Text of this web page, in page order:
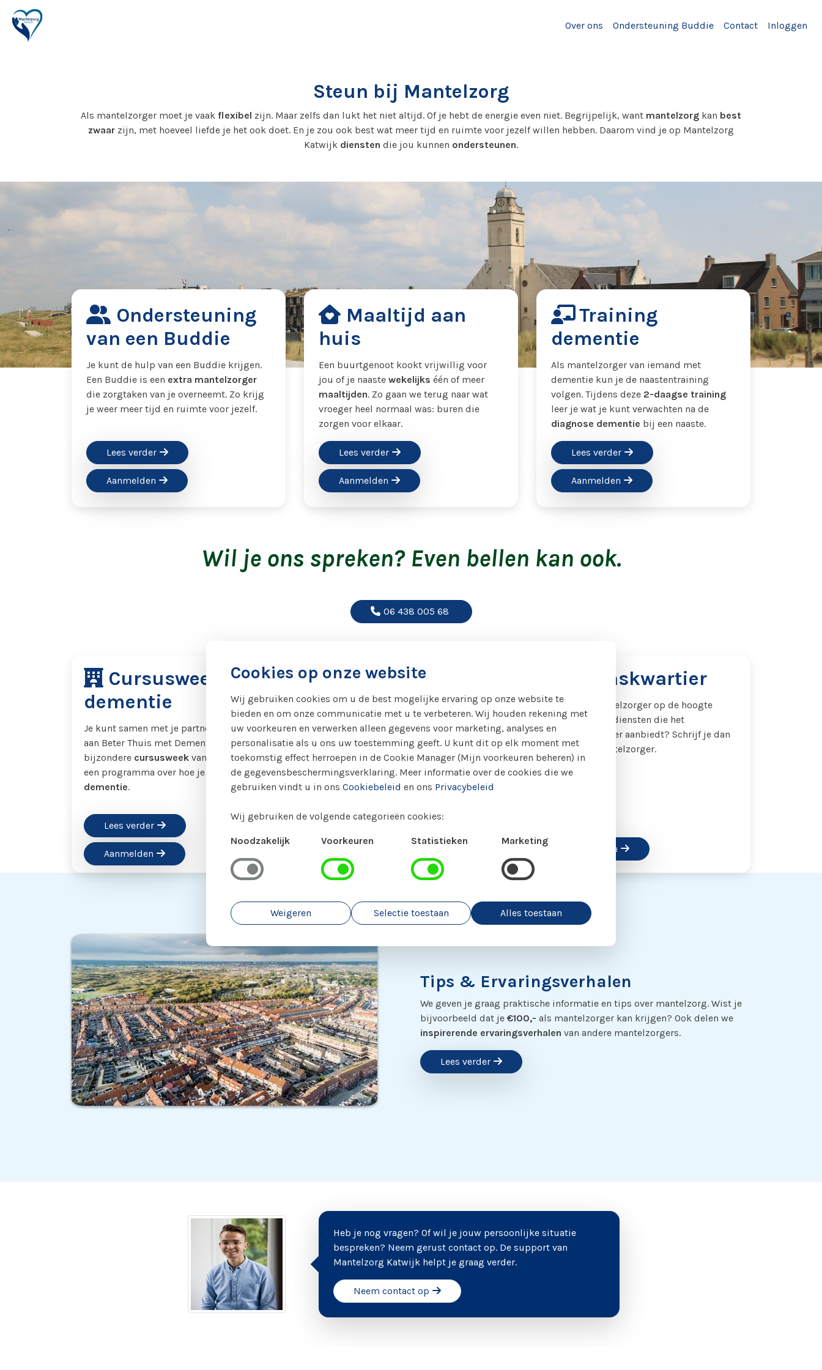
Over ons Ondersteuning Buddie Contact Inloggen
Steun bij Mantelzorg
Als mantelzorger moet je vaak flexibel zijn. Maar zelfs dan lukt het niet altijd. Of je hebt de energie even niet. Begrijpelijk, want mantelzorg kan best
zwaar zijn, met hoeveel liefde je het ook doet. En je zou ook best wat meer tijd en ruimte voor jezelf willen hebben. Daarom vind je op Mantelzorg
Katwijk diensten die jou kunnen ondersteunen.
Ondersteuning
van een Buddie
Je kunt de hulp van een Buddie krijgen.
Een Buddie is een extra mantelzorger
die zorgtaken van je overneemt. Zo krijg
je weer meer tijd en ruimte voor jezelf.
Lees verder
Aanmelden
Maaltijd aan
huis
Een buurtgenoot kookt vrijwillig voor
jou of je naaste wekelijks één of meer
maaltijden. Zo gaan we terug naar wat
vroeger heel normaal was: buren die
zorgen voor elkaar.
Lees verder
Aanmelden
Training
dementie
Als mantelzorger van iemand met
dementie kun je de naastentraining
volgen. Tijdens deze 2-daagse training
leer je wat je kunt verwachten na de
diagnose dementie bij een naaste.
Lees verder
Aanmelden
Wil je ons spreken? Even bellen kan ook.
06 438 005 68
Cursusweek
dementie
Je kunt samen met je partner meedoen
aan Beter Thuis met Dementie. Het is een
bijzondere cursusweek van vijf dagen met
een programma over hoe je
omgaat met
dementie.
Lees verder
Aanmelden
Hulp nodig?
Wil je adviesover welke diensten in jouw
situatie passen? Of hulp bij het begrijpen
van de moeilijke zorgwetten en regels?
Boekkostelooseentelefonisch consult
met zorgprofessional Inger Zeelenberg.
Lees verder
Welzijnskwartier
Wil je als mantelzorger op de hoogte
blijven van de diensten die het
Welzijnskwartier aanbiedt? Schrijf je dan
hier in als mantelzorger.
Inschrijven
Tips & Ervaringsverhalen
We geven je graag praktische informatie en tips over mantelzorg. Wist je
bijvoorbeeld dat je €100,- als mantelzorger kan krijgen? Ook delen we
inspirerende ervaringsverhalen van andere mantelzorgers.
Lees verder
Heb je nog vragen? Of wil je jouw persoonlijke situatie
bespreken? Neem gerust contact op. De support van
Mantelzorg Katwijk helpt je graag verder.
Neem contact op
Cookies op onze website
Wij gebruiken cookies om u de best mogelijke ervaring op onze website te
bieden en om onze communicatie met u te verbeteren. Wij houden rekening met
uw voorkeuren en verwerken alleen gegevens voor marketing, analyses en
personalisatie als u ons uw toestemming geeft. U kunt dit op elk moment met
toekomstig effect herroepen in de Cookie Manager (Mijn voorkeuren beheren) in
de gegevensbeschermingsverklaring. Meer informatie over de cookies die we
gebruiken vindt u in ons Cookiebeleid en ons Privacybeleid
Wij gebruiken de volgende categorieën cookies:
Noodzakelijk Voorkeuren Statistieken Marketing
Weigeren Selectie toestaan Alles toestaan